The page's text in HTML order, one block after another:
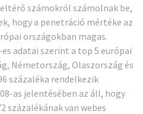
számokról számolnak be,
hogy a penetráció mértéke az
országokban magas.
es adataiszerint a top 5 európai
Németország, Olaszország és
százaléka rendelkezik
as jelentésében az áll, hogy
százalékának van webes